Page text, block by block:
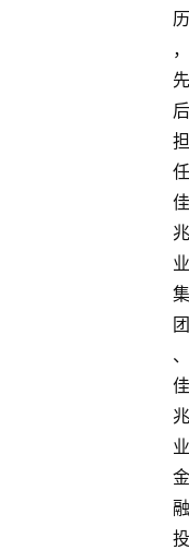
历
，
先
后
担
任
佳
兆
业
集
团
、
佳
兆
业
金
融
投